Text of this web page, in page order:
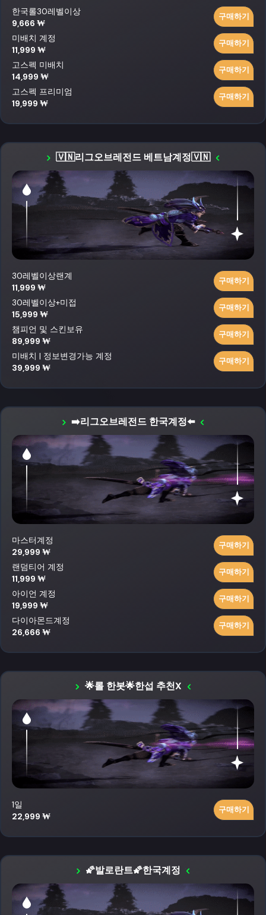
한국롤30레벨이상
9,666 ₩
구매하기
미배치 계정
11,999 ₩
구매하기
고스펙 미배치
14,999 ₩
구매하기
고스펙 프리미엄
19,999 ₩
구매하기
🇻🇳리그오브레전드 베트남계정🇻🇳
30레벨이상랜계
11,999 ₩
구매하기
30레벨이상+미접
15,999 ₩
구매하기
챔피언 및 스킨보유
89,999 ₩
구매하기
미배치 | 정보변경가능 계정
39,999 ₩
구매하기
➡️리그오브레전드 한국계정⬅️
마스터계정
29,999 ₩
구매하기
랜덤티어 계정
11,999 ₩
구매하기
아이언 계정
19,999 ₩
구매하기
다이아몬드계정
26,666 ₩
구매하기
🌟롤 한봇🌟한섭 추천X
1일
22,999 ₩
구매하기
🌠발로란트🌠한국계정